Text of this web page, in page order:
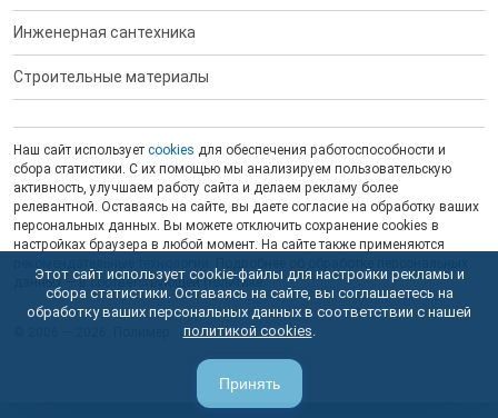
Инженерная сантехника
Строительные материалы
Наш сайт использует cookies для обеспечения работоспособности и
сбора статистики. С их помощью мы анализируем пользовательскую
активность, улучшаем работу сайта и делаем рекламу более
релевантной. Оставаясь на сайте, вы даете согласие на обработку ваших
персональных данных. Вы можете отключить сохранение cookies в
настройках браузера в любой момент. На сайте также применяются
данных — в соответствующейПолитике.
Этот сайт использует cookie-файлы для настройки рекламы и
сбора статистики. Оставаясь на сайте, вы соглашаетесь на
обработку ваших персональных данных в соответствии с нашей
политикой cookies.
Принять